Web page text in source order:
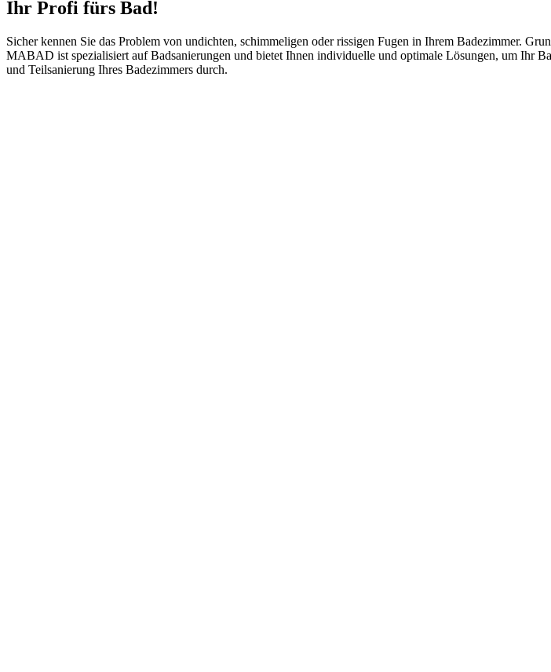
Ihr Profi fürs Bad!
Sicher kennen Sie das Problem von undichten, schimmeligen oder rissigen Fugen in Ihrem Badezimmer.
MABAD ist spezialisiert auf Badsanierungen und bietet Ihnen individuelle und optimale Lösungen, um Ihr
und Teilsanierung Ihres Badezimmers durch.